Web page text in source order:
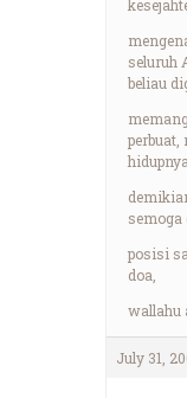
seluruh
beliau
perbuat,
semoga
posisi
doa,
wallahu
July 31,